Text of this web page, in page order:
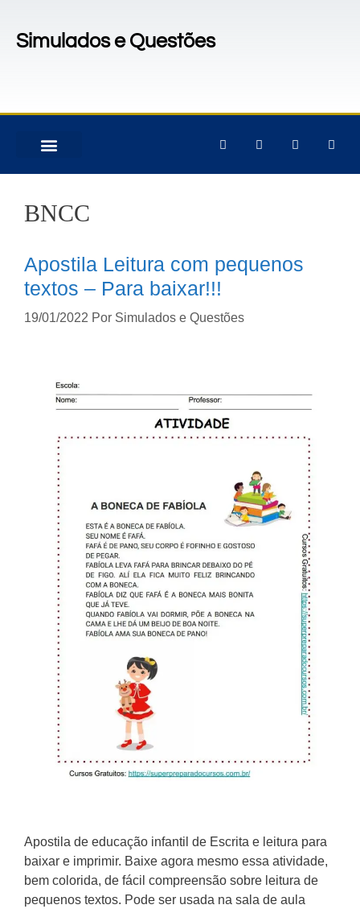
Simulados e Questões
BNCC
Apostila Leitura com pequenos
textos – Para baixar!!!
19/01/2022 Por Simulados e Questões
Apostila de educação infantil de Escrita e leitura para
baixar e imprimir. Baixe agora mesmo essa atividade,
bem colorida, de fácil compreensão sobre leitura de
pequenos textos. Pode ser usada na sala de aula